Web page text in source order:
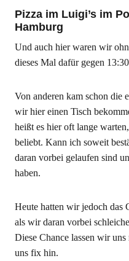
Pizza im Luigi’s im
Hamburg
Und auch hier waren wir
dieses Mal dafür gegen
Von anderen kam schon die
wir hier einen Tisch
heißt es hier oft lange
beliebt. Kann ich soweit
daran vorbei gelaufen sind
haben.
Heute hatten wir jedoch das
als wir daran vorbei
Diese Chance lassen wir
uns fix hin.